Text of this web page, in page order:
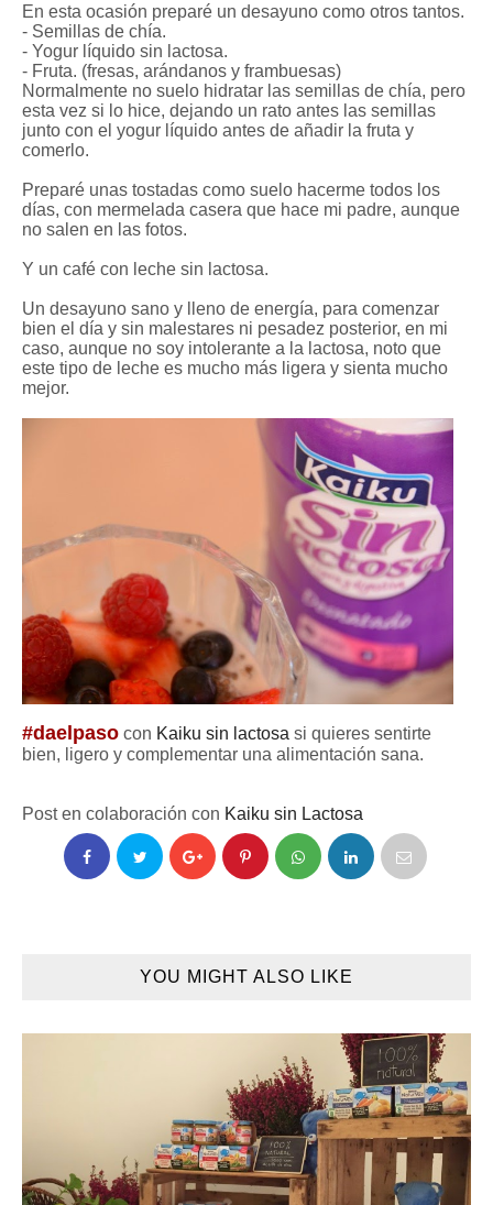
En esta ocasión preparé un desayuno como otros tantos.
- Semillas de chía.
- Yogur líquido sin lactosa.
- Fruta. (fresas, arándanos y frambuesas)
Normalmente no suelo hidratar las semillas de chía, pero
esta vez si lo hice, dejando un rato antes las semillas
junto con el yogur líquido antes de añadir la fruta y
comerlo.
Preparé unas tostadas como suelo hacerme todos los
días, con mermelada casera que hace mi padre, aunque
no salen en las fotos.
Y un café con leche sin lactosa.
Un desayuno sano y lleno de energía, para comenzar
bien el día y sin malestares ni pesadez posterior, en mi
caso, aunque no soy intolerante a la lactosa, noto que
este tipo de leche es mucho más ligera y sienta mucho
mejor.
#daelpaso con Kaiku sin lactosa si quieres sentirte
bien, ligero y complementar una alimentación sana.
Post en colaboración con Kaiku sin Lactosa
YOU MIGHT ALSO LIKE